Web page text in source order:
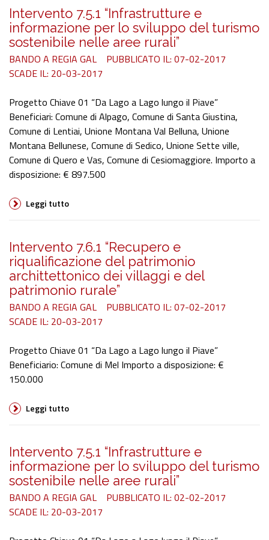
Intervento 7.5.1 “Infrastrutture e
informazione per lo sviluppo del turismo
sostenibile nelle aree rurali”
BANDO A REGIA GAL
PUBBLICATO IL: 07-02-2017
SCADE IL: 20-03-2017
Progetto Chiave 01 “Da Lago a Lago lungo il Piave”
Beneficiari: Comune di Alpago, Comune di Santa Giustina,
Comune di Lentiai, Unione Montana Val Belluna, Unione
Montana Bellunese, Comune di Sedico, Unione Sette ville,
Comune di Quero e Vas, Comune di Cesiomaggiore. Importo a
disposizione: € 897.500
Leggi tutto
Intervento 7.6.1 “Recupero e
riqualificazione del patrimonio
archittettonico dei villaggi e del
patrimonio rurale”
BANDO A REGIA GAL
PUBBLICATO IL: 07-02-2017
SCADE IL: 20-03-2017
Progetto Chiave 01 “Da Lago a Lago lungo il Piave”
Beneficiario: Comune di Mel Importo a disposizione: €
150.000
Leggi tutto
Intervento 7.5.1 “Infrastrutture e
informazione per lo sviluppo del turismo
sostenibile nelle aree rurali”
BANDO A REGIA GAL
PUBBLICATO IL: 02-02-2017
SCADE IL: 20-03-2017